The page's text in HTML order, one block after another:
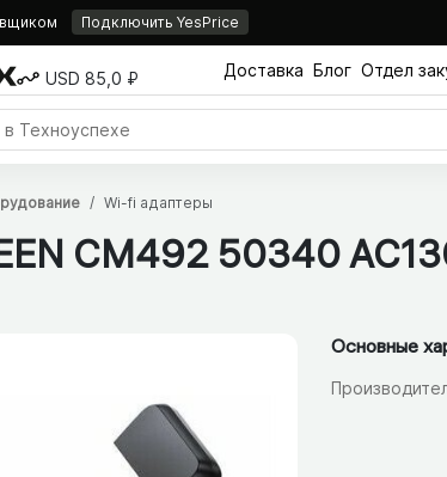
Подключить YesPrice
USD 85,0 ₽ Доставка Блог Отдел
Wi-fi адаптеры
CM492 50340
Основные